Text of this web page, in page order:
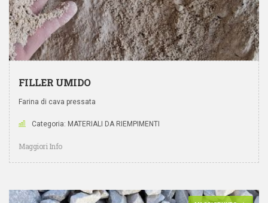
FILLER UMIDO
Farina di cava pressata
Categoria: MATERIALI DA RIEMPIMENTI
Maggiori Info